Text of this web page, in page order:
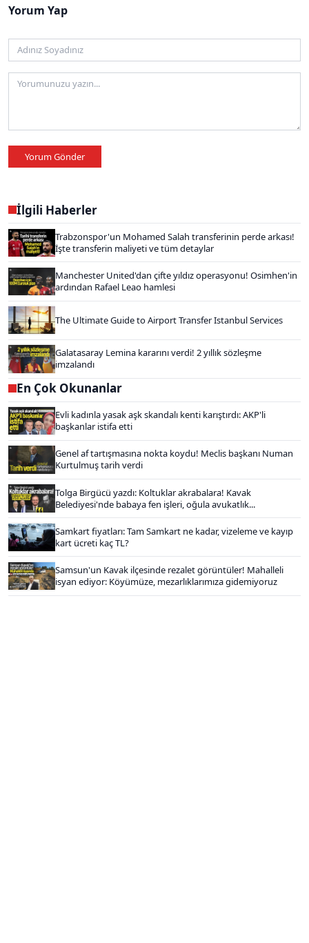
Yorum Yap
Yorum Gönder
İlgili Haberler
Trabzonspor'un Mohamed Salah transferinin perde arkası!
İşte transferin maliyeti ve tüm detaylar
Manchester United'dan çifte yıldız operasyonu! Osimhen'in
ardından Rafael Leao hamlesi
The Ultimate Guide to Airport Transfer Istanbul Services
Galatasaray Lemina kararını verdi! 2 yıllık sözleşme
imzalandı
En Çok Okunanlar
Evli kadınla yasak aşk skandalı kenti karıştırdı: AKP'li
başkanlar istifa etti
Genel af tartışmasına nokta koydu! Meclis başkanı Numan
Kurtulmuş tarih verdi
Tolga Birgücü yazdı: Koltuklar akrabalara! Kavak
Belediyesi'nde babaya fen işleri, oğula avukatlık...
Samkart fiyatları: Tam Samkart ne kadar, vizeleme ve kayıp
kart ücreti kaç TL?
Samsun'un Kavak ilçesinde rezalet görüntüler! Mahalleli
isyan ediyor: Köyümüze, mezarlıklarımıza gidemiyoruz